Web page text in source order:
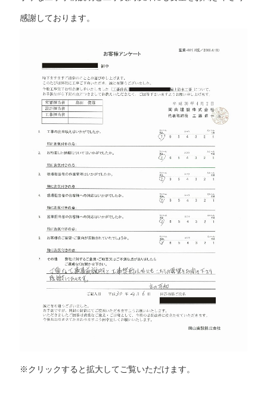
感謝しております。
※クリックすると拡大してご覧いただけます。